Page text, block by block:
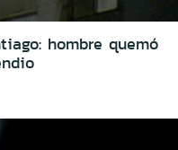
hombre quemó